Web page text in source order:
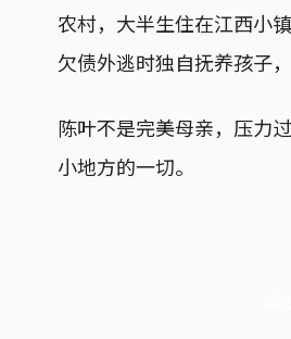
农村，大半生住在江西小
欠债外逃时独自抚养孩子
陈叶不是完美母亲，压力
小地方的一切。